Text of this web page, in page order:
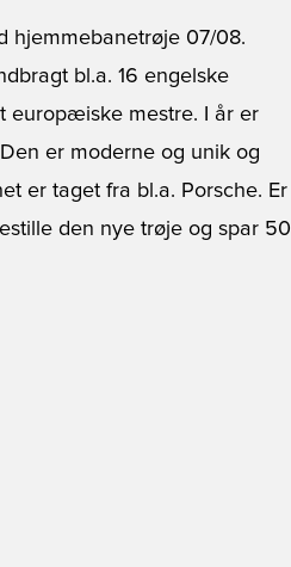
hjemmebanetrøje 07/08.
bl.a. 16 engelske
europæiske mestre. I år er
er moderne og unik og
er taget fra bl.a. Porsche. Er
den nye trøje og spar 50